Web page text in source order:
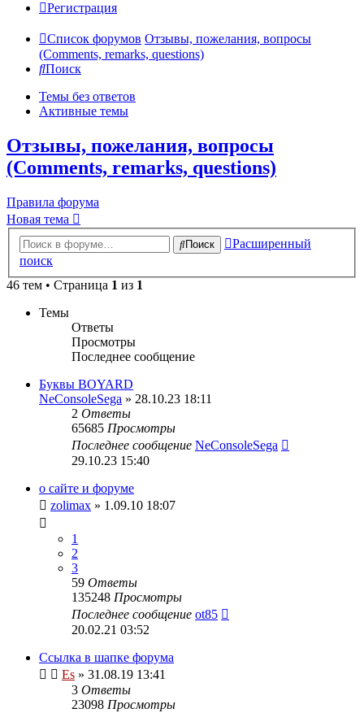
Регистрация
Список форумов Отзывы, пожелания, вопросы
(Comments, remarks, questions)
Поиск
Темы без ответов
Активные темы
Отзывы, пожелания, вопросы
(Comments, remarks, questions)
Правила форума
Новая тема
Поиск
Расширенный
поиск
46 тем • Страница 1 из 1
Темы
Ответы
Просмотры
Последнее сообщение
Буквы BOYARD
NeConsoleSega » 28.10.23 18:11
2 Ответы
65685 Просмотры
Последнее сообщение NeConsoleSega
29.10.23 15:40
о сайте и форуме
zolimax » 1.09.10 18:07
1
2
3
59 Ответы
135248 Просмотры
Последнее сообщение ot85
20.02.21 03:52
Ссылка в шапке форума
Es » 31.08.19 13:41
3 Ответы
23098 Просмотры